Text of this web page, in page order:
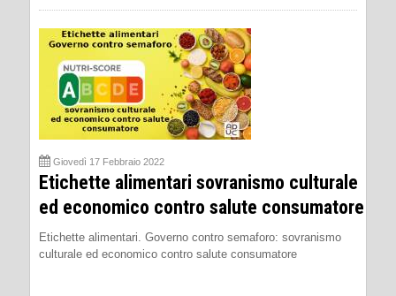
Giovedì 17 Febbraio 2022
Etichette alimentari sovranismo culturale
ed economico contro salute consumatore
Etichette alimentari. Governo contro semaforo: sovranismo
culturale ed economico contro salute consumatore